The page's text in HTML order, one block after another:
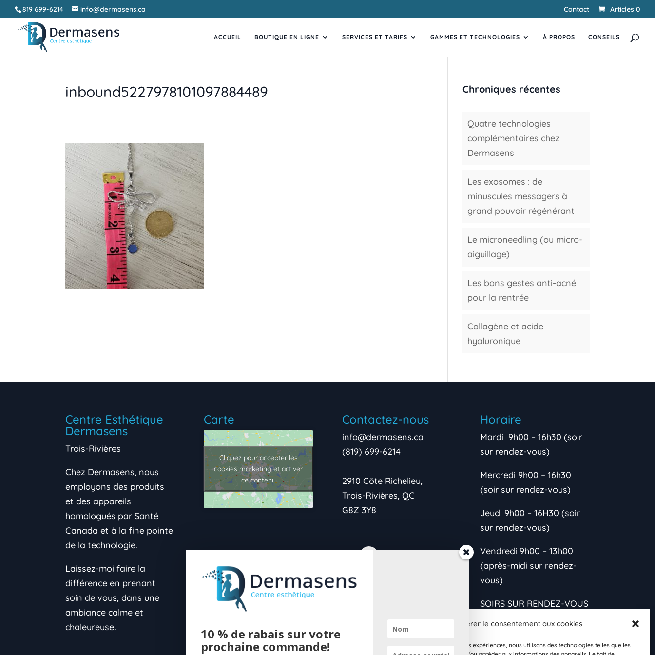
Gérer le consentement aux cookies
Pour offrir les meilleures expériences, nous utilisons des technologies telles que les
819 699-6214 info@dermasens.ca Contact Articles 0
ACCUEIL BOUTIQUE EN LIGNE SERVICES ET TARIFS GAMMES ET TECHNOLOGIES À PROPOS CONSEILS
Recherche
produits
inbound5227978101097884489 Chroniques récentes
Quatre technologies
complémentaires chez
Dermasens
Les exosomes : de
minuscules messagers à
grand pouvoir régénérant
Le microneedling (ou micro-
aiguillage)
Les bons gestes anti-acné
pour la rentrée
Collagène et acide
hyaluronique
Centre Esthétique
Dermasens
Trois-Rivières
Chez Dermasens, nous
employons des produits
et des appareils
homologués par Santé
Canada et à la fine pointe
de la technologie.
Laissez-moi faire la
différence en prenant
soin de vous, dans une
ambiance calme et
chaleureuse.
Carte
Cliquez pour accepter les
cookies marketing et activer
ce contenu
Contactez-nous
info@dermasens.ca
(819) 699-6214
2910 Côte Richelieu,
Trois-Rivières, QC
G8Z 3Y8
→Conditions de retours et
Horaire
Mardi 9h00 – 16h30 (soir
sur rendez-vous)
Mercredi 9h00 – 16h30
(soir sur rendez-vous)
Jeudi 9h00 – 16H30 (soir
sur rendez-vous)
Vendredi 9h00 – 13h00
(après-midi sur rendez-
vous)
SOIRS SUR RENDEZ-VOUS
*L’horaire est variable
10 % de rabais sur votre
prochaine commande!